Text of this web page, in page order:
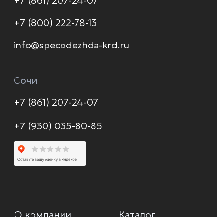
Политика конфиденциальности
© 2026 Формула защиты